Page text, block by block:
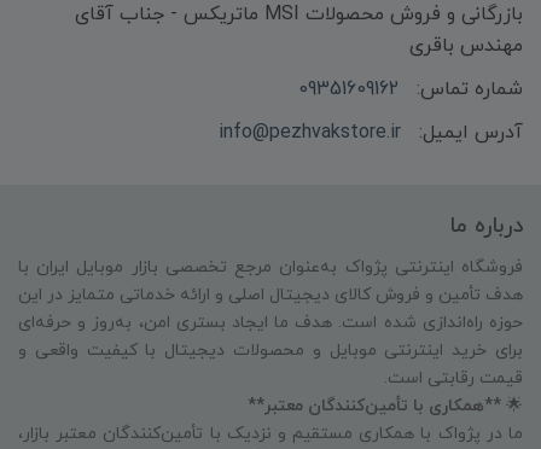
بازرگانی و فروش محصولات MSI ماتریکس - جناب آقای
مهندس باقری
شماره تماس:
09351609162
آدرس ایمیل:
info@pezhvakstore.ir
درباره ما
فروشگاه اینترنتی پژواک به‌عنوان مرجع تخصصی بازار موبایل ایران با
هدف تأمین و فروش کالای دیجیتال اصلی و ارائه خدماتی متمایز در این
حوزه راه‌اندازی شده است. هدف ما ایجاد بستری امن، به‌روز و حرفه‌ای
برای خرید اینترنتی موبایل و محصولات دیجیتال با کیفیت واقعی و
قیمت رقابتی است.
🌟 **همکاری با تأمین‌کنندگان معتبر**
ما در پژواک با همکاری مستقیم و نزدیک با تأمین‌کنندگان معتبر بازار،